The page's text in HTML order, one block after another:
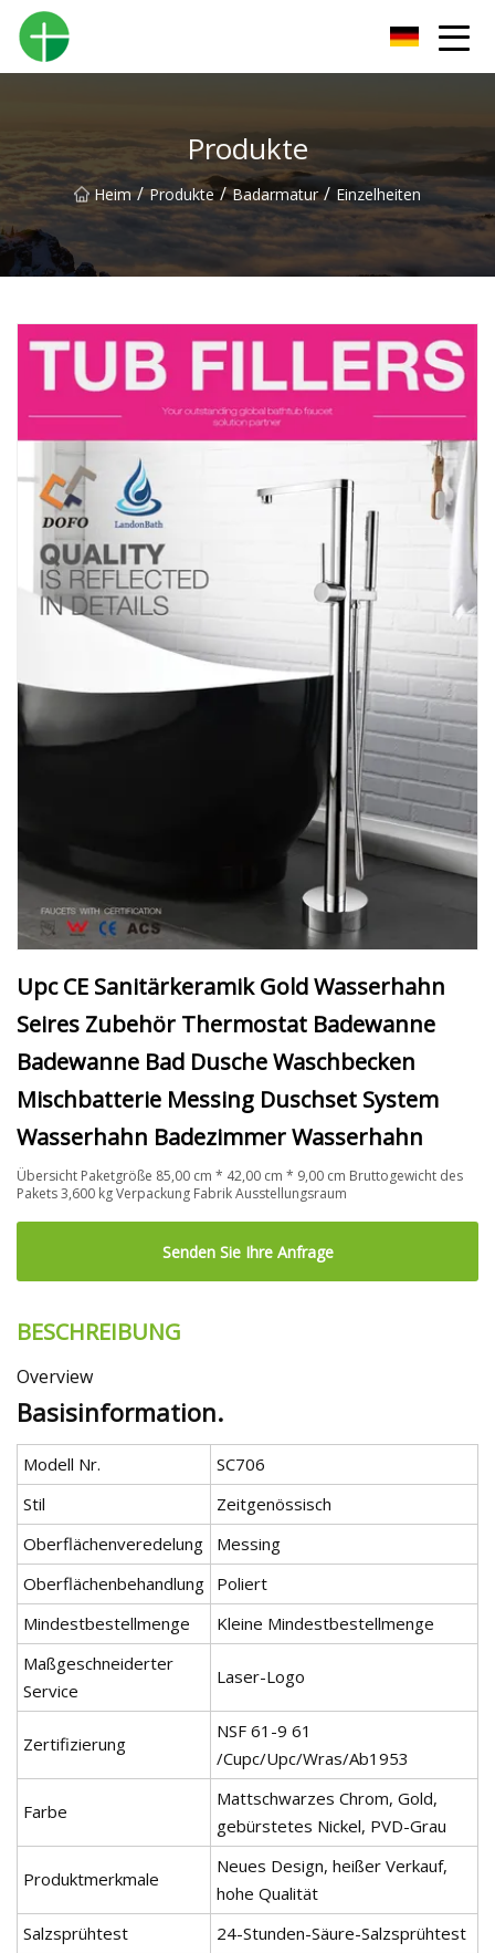
Produkte
Heim / Produkte / Badarmatur / Einzelheiten
Upc CE Sanitärkeramik Gold Wasserhahn
Seires Zubehör Thermostat Badewanne
Badewanne Bad Dusche Waschbecken
Mischbatterie Messing Duschset System
Wasserhahn Badezimmer Wasserhahn
Übersicht Paketgröße 85,00 cm * 42,00 cm * 9,00 cm Bruttogewicht des
Pakets 3,600 kg Verpackung Fabrik Ausstellungsraum
Senden Sie Ihre Anfrage
BESCHREIBUNG
Overview
Basisinformation.
Modell Nr.
SC706
Stil
Zeitgenössisch
Oberflächenveredelung
Messing
Oberflächenbehandlung Poliert
Mindestbestellmenge
Kleine Mindestbestellmenge
Maßgeschneiderter
Service
Laser-Logo
Zertifizierung
NSF 61-9 61
/Cupc/Upc/Wras/Ab1953
Farbe
Mattschwarzes Chrom, Gold,
gebürstetes Nickel, PVD-Grau
Produktmerkmale
Neues Design, heißer Verkauf,
hohe Qualität
Salzsprühtest
24-Stunden-Säure-Salzsprühtest